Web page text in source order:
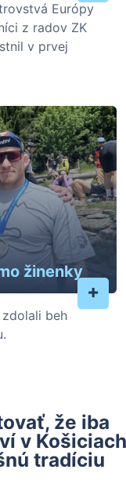
Európy
z radov ZK
v prvej
žinenky
+
zdolali beh
že iba
v Košiciach
tradíciu